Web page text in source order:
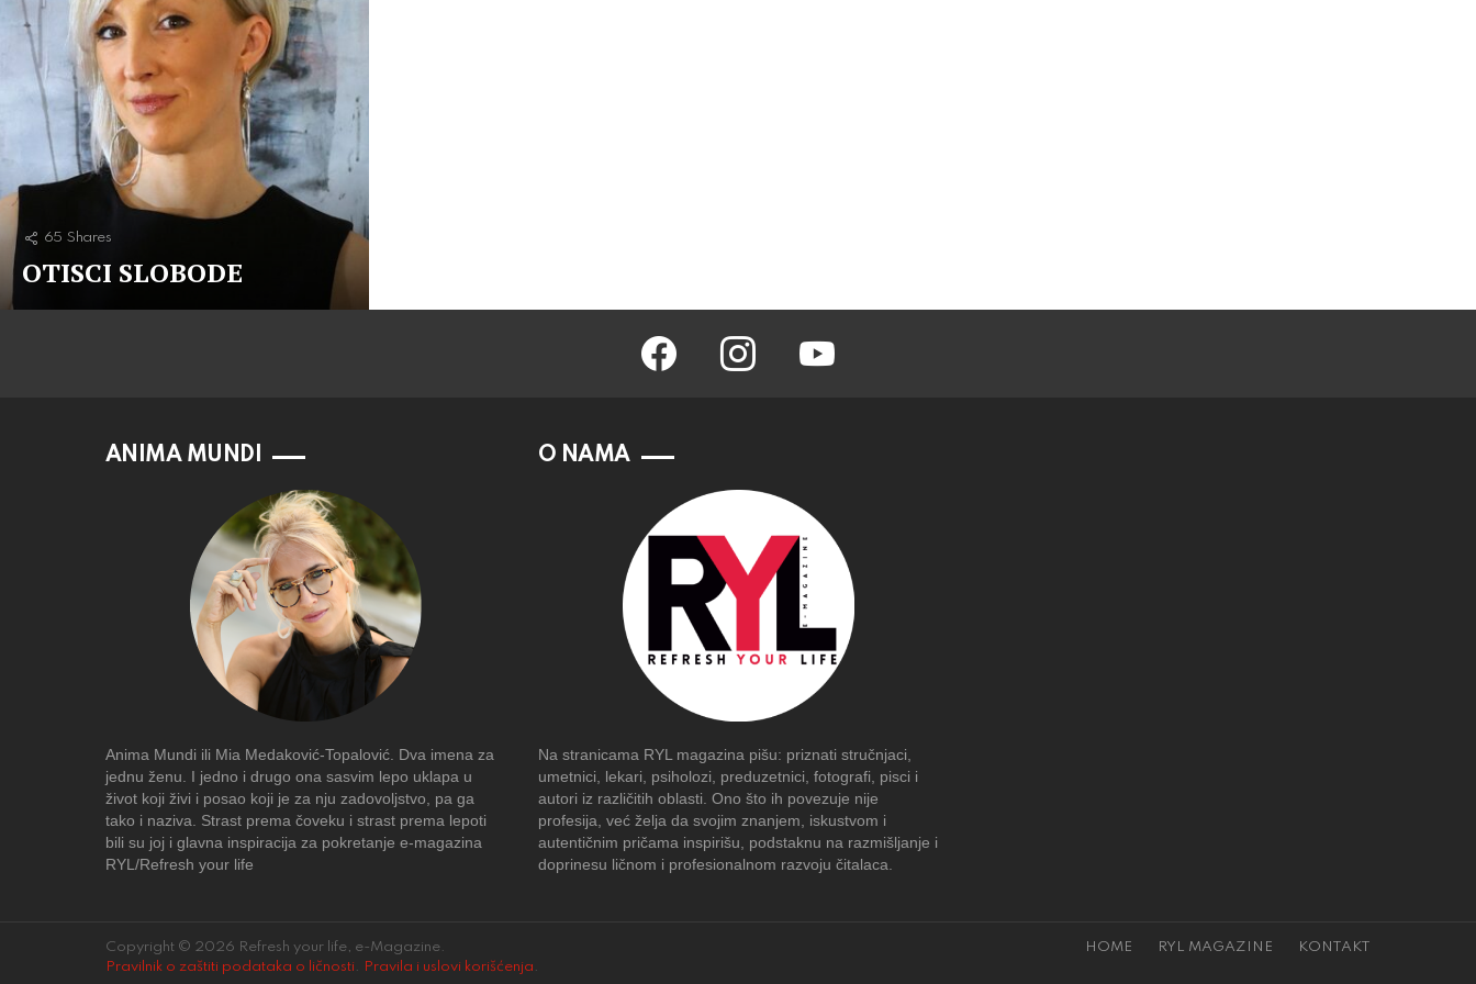
65 Shares
OTISCI SLOBODE
facebook instagram youtube
ANIMA MUNDI
Anima Mundi ili Mia Medaković-Topalović. Dva imena za
jednu ženu. I jedno i drugo ona sasvim lepo uklapa u
život koji živi i posao koji je za nju zadovoljstvo, pa ga
tako i naziva. Strast prema čoveku i strast prema lepoti
bili su joj i glavna inspiracija za pokretanje e-magazina
RYL/Refresh your life
O NAMA
Na stranicama RYL magazina pišu: priznati stručnjaci,
umetnici, lekari, psiholozi, preduzetnici, fotografi, pisci i
autori iz različitih oblasti. Ono što ih povezuje nije
profesija, već želja da svojim znanjem, iskustvom i
autentičnim pričama inspirišu, podstaknu na razmišljanje i
doprinesu ličnom i profesionalnom razvoju čitalaca.
Copyright © 2026 Refresh your life, e-Magazine.
Pravilnik o zaštiti podataka o ličnosti . Pravila i uslovi korišćenja .
HOME RYL MAGAZINE KONTAKT